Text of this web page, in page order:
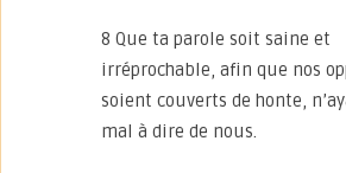
8 Que ta parole soit saine et
irréprochable, afin que nos
soient couverts de honte,
mal à dire de nous.